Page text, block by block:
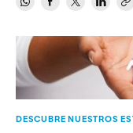
DESCUBRE NUESTROS